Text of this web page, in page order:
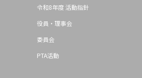
令和8年度 活動指針
役員・理事会
委員会
PTA活動